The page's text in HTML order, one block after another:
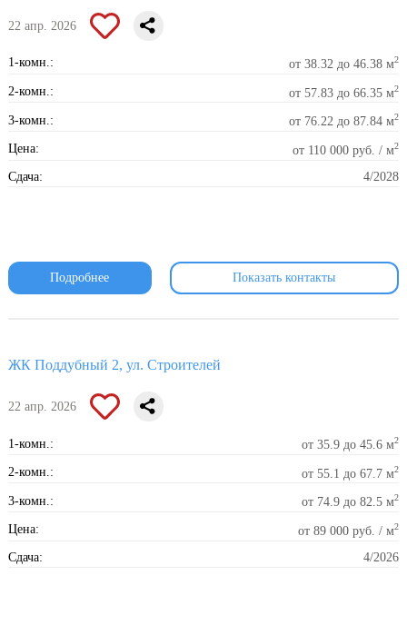
22 апр. 2026
1-комн.: от 38.32 до 46.38 м2
2-комн.: от 57.83 до 66.35 м2
3-комн.: от 76.22 до 87.84 м2
Цена: от 110 000 руб. / м2
Сдача: 4/2028
Подробнее Показать контакты
ЖК Поддубный 2, ул. Строителей
22 апр. 2026
1-комн.: от 35.9 до 45.6 м2
2-комн.: от 55.1 до 67.7 м2
3-комн.: от 74.9 до 82.5 м2
Цена: от 89 000 руб. / м2
Сдача: 4/2026